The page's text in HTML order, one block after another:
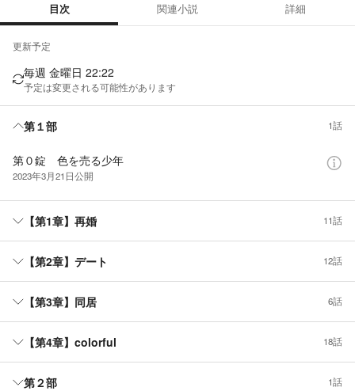
目次 関連小説 詳細
更新予定
毎週 金曜日 22:22
予定は変更される可能性があります
第１部 1話
第０錠 色を売る少年
2023年3月21日公開
【第1章】再婚 11話
【第2章】デート 12話
【第3章】同居 6話
【第4章】colorful 18話
第２部 1話